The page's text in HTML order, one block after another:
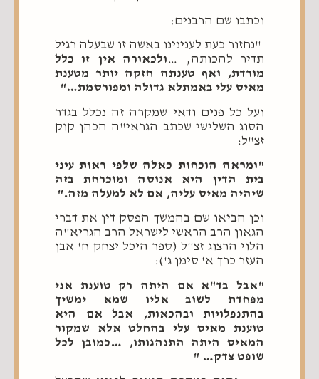
וכתבו שם הרבנים:
"נחזור כעת לענינינו באשה זו שבעלה רגיל
תדיר להכותה, …ולכאורה אין זו כלל
מורדת, ואף טענתה חזקה יותר מטענת
מאיס עלי באמתלא גדולה ומפורסמת…"
ועל כל פנים ודאי שמקרה זה נכלל בגדר
הסוג השלישי שכתב הגראי"ה הכהן קוק
זצ"ל:
"ומראה הוכחות כאלה שלפי ראות עיני
בית הדין היא אנוסה ומוכרחת בזה
שיהיה מאיס עליה, אם לא למעלה מזה."
וכן הביאו שם בהמשך הפסק דין את דברי
הגאון הרב הראשי לישראל הרב הגריא"ה
הלוי הרצוג זצ"ל (ספר היכל יצחק ח' אבן
העזר כרך א' סימן ג'):
"אבל בד"א אם היתה רק טוענת אני
מפחדת לשוב אליו שמא ימשיך
בהתנפלויות ובהכאות, אבל אם היא
טוענת מאיס עלי בהחלט אלא שמקור
המאיס היתה התנהגותו, …כמובן לכל
שופט צדק… "